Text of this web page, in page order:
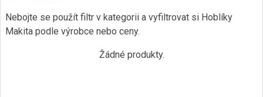
Nebojte se použít filtr v kategorii a vyfiltrovat si Hoblíky
Makita podle výrobce nebo ceny.
Žádné produkty.